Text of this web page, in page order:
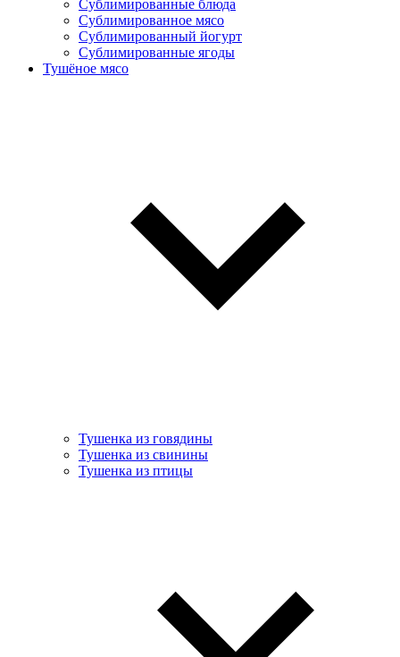
Сублимированные блюда
Cублимированное мясо
Сублимированный йогурт
Сублимированные ягоды
Тушёное мясо
Тушенка из говядины
Тушенка из свинины
Тушенка из птицы